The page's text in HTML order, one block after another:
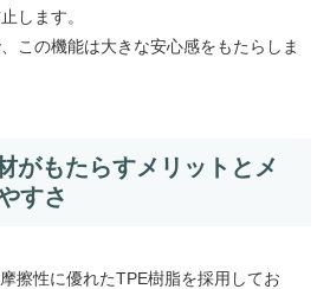
します。
この機能は大きな安心感をもたらしま
がもたらすメリットとメ
すさ
擦性に優れたTPE樹脂を採用してお